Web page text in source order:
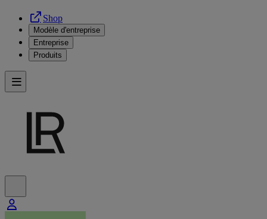
Shop
Modèle d'entreprise
Entreprise
Produits